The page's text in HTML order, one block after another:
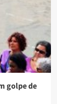
golpe de